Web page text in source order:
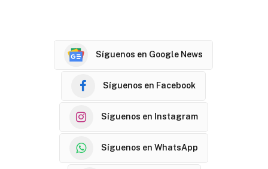
Síguenos en Google News
Síguenos en Facebook
Síguenos en Instagram
Síguenos en WhatsApp